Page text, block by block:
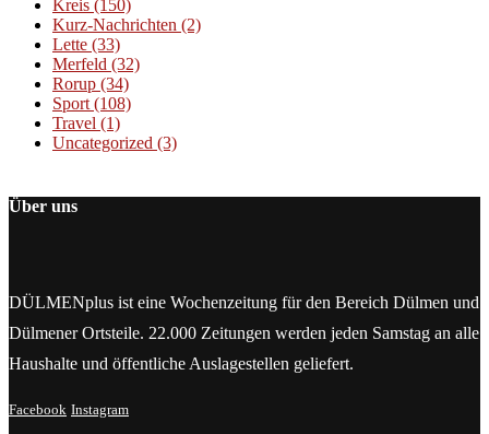
Kreis (150)
Kurz-Nachrichten (2)
Lette (33)
Merfeld (32)
Rorup (34)
Sport (108)
Travel (1)
Uncategorized (3)
Über uns
DÜLMENplus ist eine Wochenzeitung für den Bereich Dülmen und
Dülmener Ortsteile. 22.000 Zeitungen werden jeden Samstag an alle
Haushalte und öffentliche Auslagestellen geliefert.
Facebook Instagram